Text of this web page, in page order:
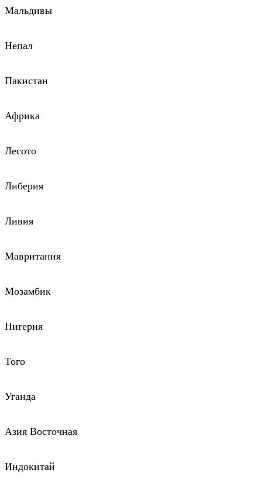
Мальдивы
Непал
Пакистан
Африка
Лесото
Либерия
Ливия
Мавритания
Мозамбик
Нигерия
Того
Уганда
Азия Восточная
Индокитай